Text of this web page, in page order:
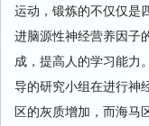
运动，锻炼的不仅仅是
进脑源性神经营养因子
成，提高人的学习能力
导的研究小组在进行神
区的灰质增加，而海马